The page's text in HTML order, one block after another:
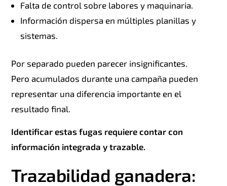
Falta de control sobre labores y maquinaria.
Información dispersa en múltiples planillas y
sistemas.
Por separado pueden parecer insignificantes.
Pero acumulados durante una campaña pueden
representar una diferencia importante en el
resultado final.
Identificar estas fugas requiere contar con
información integrada y trazable.
Trazabilidad ganadera: